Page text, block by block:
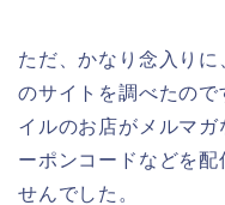
ただ、かなり念入り
のサイトを調べたの
イルのお店がメルマ
ーポンコードなどを配
せんでした。